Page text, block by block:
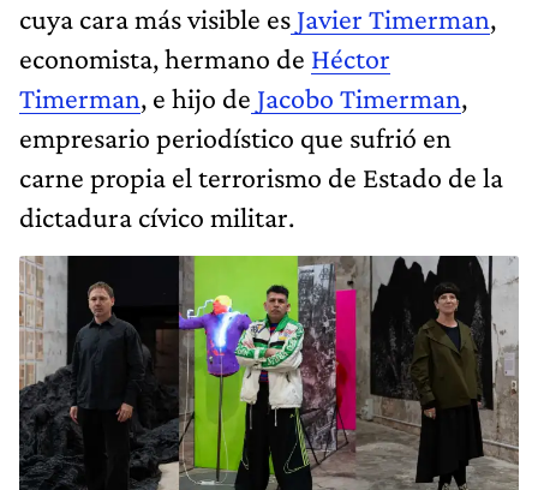
cuya cara más visible es Javier Timerman,
economista, hermano de Héctor
Timerman, e hijo de Jacobo Timerman,
empresario periodístico que sufrió en
carne propia el terrorismo de Estado de la
dictadura cívico militar.